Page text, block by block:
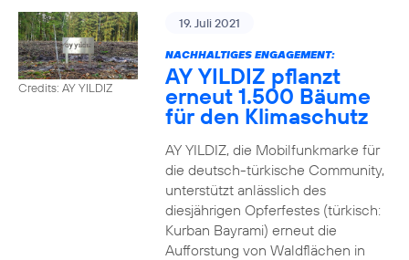
Credits: AY YILDIZ
19. Juli 2021
NACHHALTIGES ENGAGEMENT:
AY YILDIZ pflanzt
erneut 1.500 Bäume
für den Klimaschutz
AY YILDIZ, die Mobilfunkmarke für
die deutsch-türkische Community,
unterstützt anlässlich des
diesjährigen Opferfestes (türkisch:
Kurban Bayrami) erneut die
Aufforstung von Waldflächen in